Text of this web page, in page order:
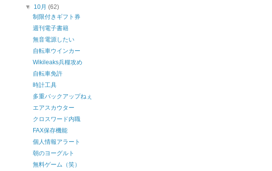
▼ 10月(62)
制限付きギフト券
週刊電子書籍
無音電源したい
自転車ウインカー
Wikileaks兵糧攻め
自転車免許
時計工具
多重バックアップねぇ
エアスカウター
クロスワード内職
FAX保存機能
個人情報アラート
朝のヨーグルト
無料ゲーム（笑）